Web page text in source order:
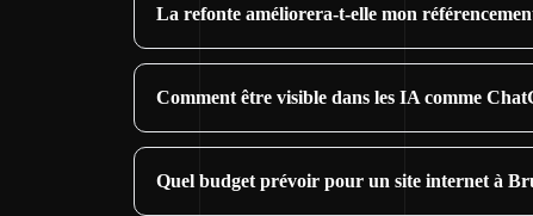
La refonte améliorera-t-elle mon
Comment être visible dans les IA comme
Quel budget prévoir pour un site internet à